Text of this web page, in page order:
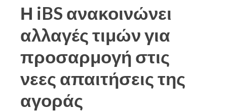
Η iBS ανακοινώνει
αλλαγές τιμών για
προσαρμογή στις
νεες απαιτήσεις της
αγοράς